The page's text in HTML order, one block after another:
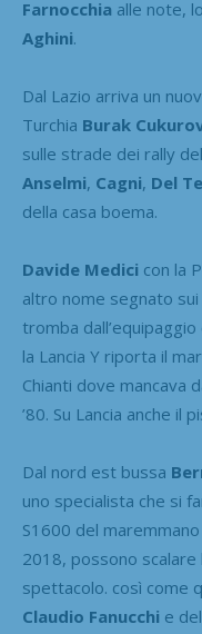
Farnocchia alle note,
Aghini.
Dal Lazio arriva un
Turchia Burak
sulle strade dei rally
Anselmi, Cagni, Del
della casa boema.
Davide Medici con la
altro nome segnato
tromba
la Lancia Y riporta il
Chianti dove mancava
’80. Su Lancia anche il
Dal nord est bussa
uno specialista che si
S1600 del maremmano
2018, possono
spettacolo. così come
Claudio Fanucchi e